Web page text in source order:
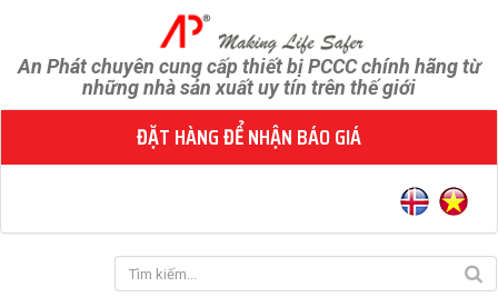
An Phát chuyên cung cấp thiết bị PCCC chính hãng từ
những nhà sản xuất uy tín trên thế giới
ĐẶT HÀNG ĐỂ NHẬN BÁO GIÁ